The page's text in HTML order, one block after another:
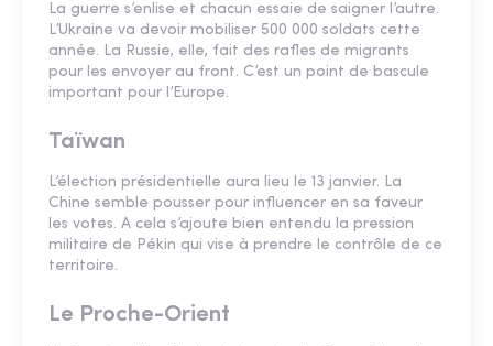
La guerre s’enlise et chacun essaie de saigner l’autre.
L’Ukraine va devoir mobiliser 500 000 soldats cette
année. La Russie, elle, fait des rafles de migrants
pour les envoyer au front. C’est un point de bascule
important pour l’Europe.
Taïwan
L’élection présidentielle aura lieu le 13 janvier. La
Chine semble pousser pour influencer en sa faveur
les votes. A cela s’ajoute bien entendu la pression
militaire de Pékin qui vise à prendre le contrôle de ce
territoire.
Le Proche-Orient